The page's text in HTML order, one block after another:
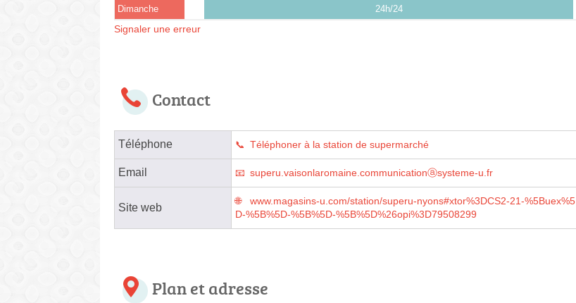
Dimanche 24h/24
Signaler une erreur
Contact
Téléphone Téléphoner à la station de supermarché
Email superu.vaisonlaromaine.communicationⓐsysteme-u.fr
Site web
www.magasins-u.com/station/superu-nyons#xtor%3DCS2-21-%5Buex%5
D-%5B%5D-%5B%5D-%5B%5D%26opi%3D79508299
Plan et adresse